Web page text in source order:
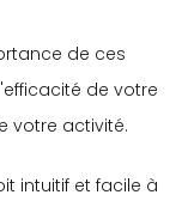
de ces
de votre
votre activité.
intuitif et facile à